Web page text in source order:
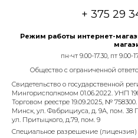
+ 375 29
Режим работы интернет-
пн-чт 9.00-17.30, пт
Общество с ограниченной
Свидетельство о государственной
Мингорисполкомом 01.06.2022. УНП
Торговом реестре 19.09.2025, №
Минск, ул. Фабрициуса, д. 9А, пом. 38
ул. Притыцкого, д.79, пом. 9
Специальное разрешение (лицензия)